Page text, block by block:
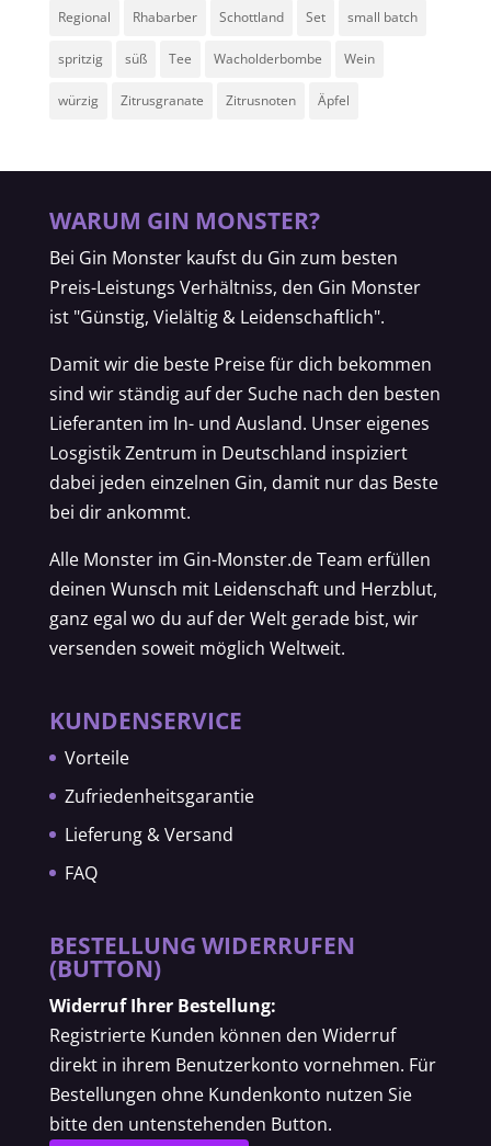
Regional Rhabarber Schottland Set small batch
spritzig süß Tee Wacholderbombe Wein
würzig Zitrusgranate Zitrusnoten Äpfel
WARUM GIN MONSTER?
Bei Gin Monster kaufst du Gin zum besten
Preis-Leistungs Verhältniss, den Gin Monster
ist "Günstig, Vielältig & Leidenschaftlich".
Damit wir die beste Preise für dich bekommen
sind wir ständig auf der Suche nach den besten
Lieferanten im In- und Ausland. Unser eigenes
Losgistik Zentrum in Deutschland inspiziert
dabei jeden einzelnen Gin, damit nur das Beste
bei dir ankommt.
Alle Monster im Gin-Monster.de Team erfüllen
deinen Wunsch mit Leidenschaft und Herzblut,
ganz egal wo du auf der Welt gerade bist, wir
versenden soweit möglich Weltweit.
KUNDENSERVICE
Vorteile
Zufriedenheitsgarantie
Lieferung & Versand
FAQ
BESTELLUNG WIDERRUFEN
(BUTTON)
Widerruf Ihrer Bestellung:
Registrierte Kunden können den Widerruf
direkt in ihrem Benutzerkonto vornehmen. Für
Bestellungen ohne Kundenkonto nutzen Sie
bitte den untenstehenden Button.